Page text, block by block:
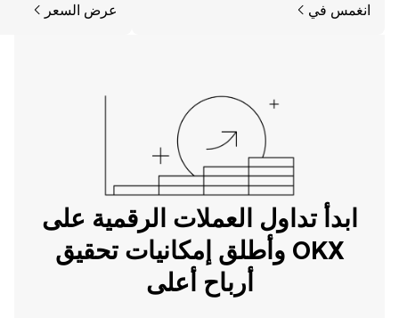
الويب.
انغمس في عرض السعر
ابدأ تداول العملات الرقمية على
OKX وأطلق إمكانيات تحقيق
أرباح أعلى